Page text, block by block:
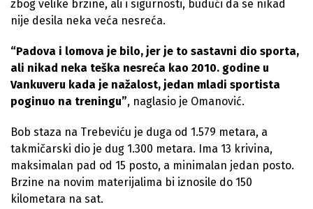
zbog velike brzine, ali i sigurnosti, budući da se nikad
nije desila neka veća nesreća.
“Padova i lomova je bilo, jer je to sastavni dio sporta,
ali nikad neka teška nesreća kao 2010. godine u
Vankuveru kada je nažalost, jedan mladi sportista
poginuo na treningu”, naglasio je Omanović.
Bob staza na Trebeviću je duga od 1.579 metara, a
takmičarski dio je dug 1.300 metara. Ima 13 krivina,
maksimalan pad od 15 posto, a minimalan jedan posto.
Brzine na novim materijalima bi iznosile do 150
kilometara na sat.